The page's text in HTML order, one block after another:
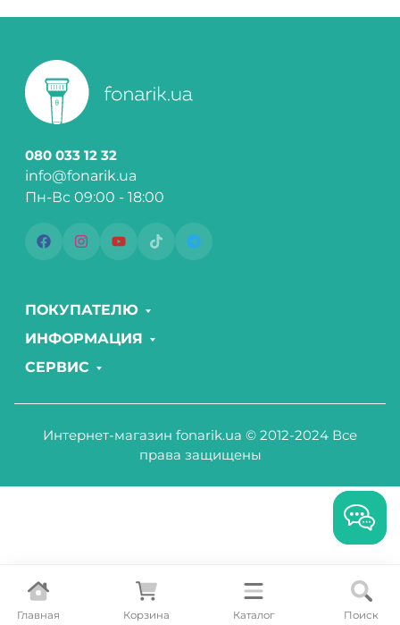
Главная Корзина Каталог Поиск
080 033 12 32
info@fonarik.ua
Пн-Вс 09:00 - 18:00
ПОКУПАТЕЛЮ
ИНФОРМАЦИЯ
СЕРВИС
Интернет-магазин fonarik.ua © 2012-2024 Все
права защищены